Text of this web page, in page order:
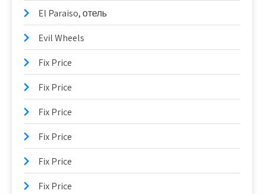
El Paraiso, отель
Evil Wheels
Fix Price
Fix Price
Fix Price
Fix Price
Fix Price
Fix Price